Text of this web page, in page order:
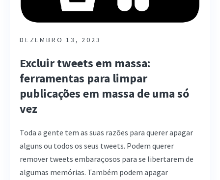
DEZEMBRO 13, 2023
Excluir tweets em massa:
ferramentas para limpar
publicações em massa de uma só
vez
Toda a gente tem as suas razões para querer apagar
alguns ou todos os seus tweets. Podem querer
remover tweets embaraçosos para se libertarem de
algumas memórias. Também podem apagar